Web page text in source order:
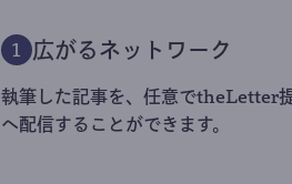
1 広がるネットワーク
執筆した記事を、任意でtheLetter
へ配信することができます。